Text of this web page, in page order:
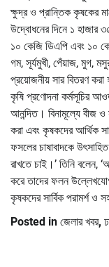
ক্ষুদ্র ও প্রান্তিক কৃষকের
উদ্বোধনের দিনে ১ হাজার
১০ কেজি ডিএপি এবং ১০
গম, সূর্যমুখী, পেঁয়াজ, মুগ,
প্রয়োজনীয় সার বিতরণ করা
কৃষি প্রণোদনা কর্মসূচির
আনন্দিত। বিনামূল্যে বীজ ও
করা এবং কৃষকদের আর্থিক
ফসলের চাষাবাদকে
রাখতে চাই।’ তিনি বলেন,
করে তাদের ফলন
কৃষকদের সার্বিক পরামর্শ ও
Posted in জেলার খবর,